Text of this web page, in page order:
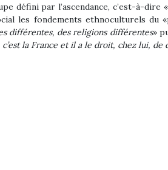
défini par l’ascendance, c’est-à-dire «
les fondements ethnoculturels du
différentes, des religions différentes»
la France et il a le droit, chez lui,